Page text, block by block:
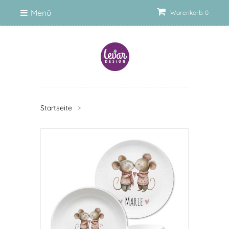
Warenkorb: 0
Menü
Startseite >